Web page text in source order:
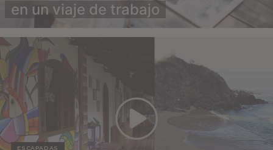
en un viaje de trabajo
ESCAPADAS